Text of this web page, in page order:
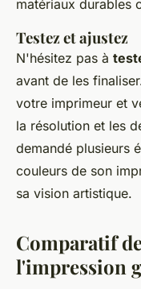
matériaux durables
Testez et ajustez
N'hésitez pas à
avant de les
votre imprimeur et
la résolution et les
demandé plusieurs
couleurs de son
sa vision artistique.
Comparatif
l'impression